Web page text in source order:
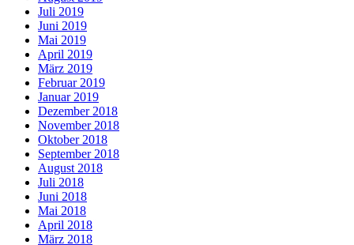
Juli 2019
Juni 2019
Mai 2019
April 2019
März 2019
Februar 2019
Januar 2019
Dezember 2018
November 2018
Oktober 2018
September 2018
August 2018
Juli 2018
Juni 2018
Mai 2018
April 2018
März 2018